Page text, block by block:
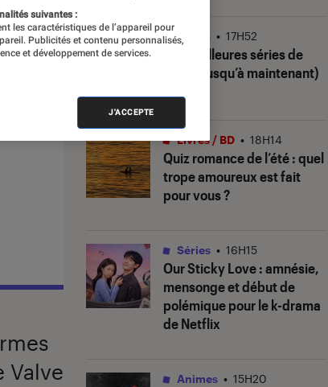
Valve
Les meilleures séries de
2026 (jusqu’à maintenant)
Séries • 17H52
Quiz romance de l’été : quel
trope amoureux est fait
pour vous ?
Livres / BD • 18H14
Our Sticky Love: amnésie,
mensonge et début de
polémique pour le k-drama
de Netflix
Séries • 16H15
Animes • 15H20
suivantes :
les caractéristiques de l’appareil pour
Publicités et contenu personnalisés,
et développement de services.
J'ACCEPTE